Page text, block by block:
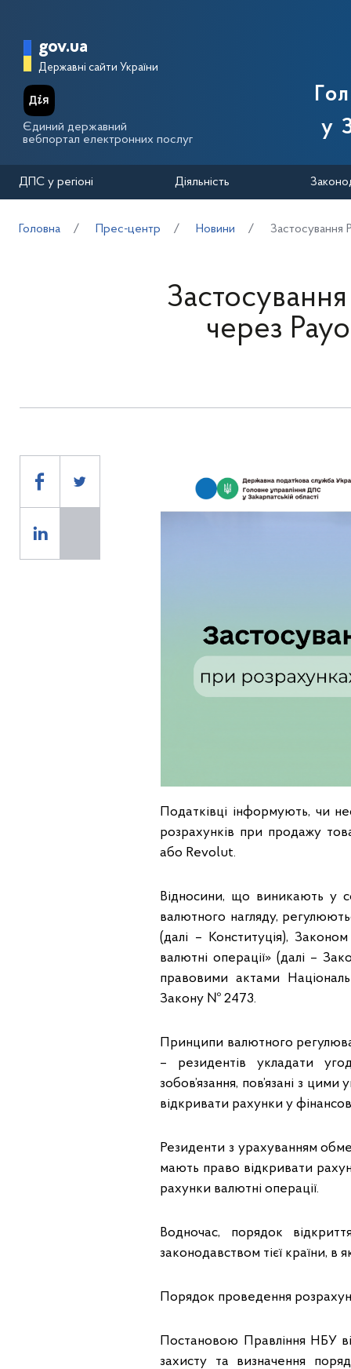
Головна сторінка Державної
gov.ua
Державні сайти України
Єдиний державний
вебпортал електронних послуг
у
ДПС у регіоні Діяльність
Головна Прес-центр Новини Застосування
через
Податківці інформують, чи
розрахунків при продажу
або Revolut.
Відносини, що виникають у
валютного нагляду,
(далі – Конституція),
валютні операції» (далі –
правовими актами
Закону № 2473.
Принципи валютного
– резидентів укладати
зобов’язання, пов’язані з
відкривати рахунки у
Резиденти з урахуванням
мають право відкривати
рахунки валютні операції.
Водночас, порядок
законодавством тієї країни, в
Порядок проведення
Постановою Правління НБУ
захисту та визначення